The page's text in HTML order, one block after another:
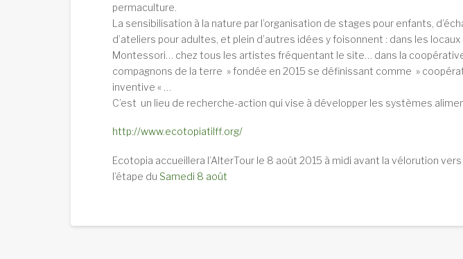
permaculture.
La sensibilisation à la nature par l’organisation de stages pour enfants,
d’ateliers pour adultes, et plein d’autres idées y foisonnent : dans les
Montessori… chez tous les artistes fréquentant le site… dans la
compagnons de la terre » fondée en 2015 se définissant comme »
inventive « …
C’est un lieu de recherche-action qui vise à développer les systèmes
http://www.ecotopiatilff.org/
Ecotopia accueillera l’AlterTour le 8 août 2015 à midi avant la vélorution
l’étape du Samedi 8 août